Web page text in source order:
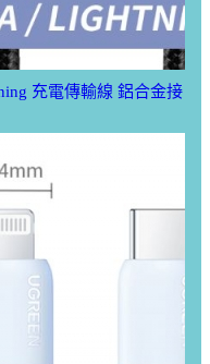
充電傳輸線 鋁合金接